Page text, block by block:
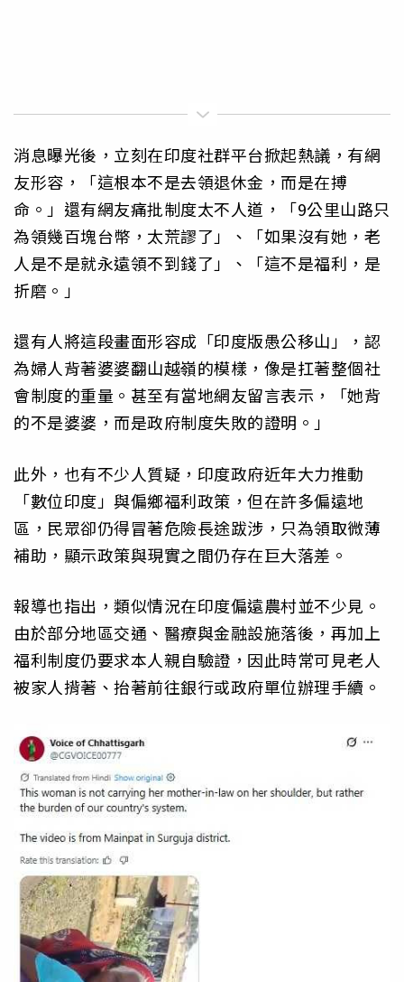
消息曝光後，立刻在印度社群平台掀起熱議，有網
友形容，「這根本不是去領退休金，而是在搏
命。」還有網友痛批制度太不人道，「9公里山路只
為領幾百塊台幣，太荒謬了」、「如果沒有她，老
人是不是就永遠領不到錢了」、「這不是福利，是
折磨。」
還有人將這段畫面形容成「印度版愚公移山」，認
為婦人背著婆婆翻山越嶺的模樣，像是扛著整個社
會制度的重量。甚至有當地網友留言表示，「她背
的不是婆婆，而是政府制度失敗的證明。」
此外，也有不少人質疑，印度政府近年大力推動
「數位印度」與偏鄉福利政策，但在許多偏遠地
區，民眾卻仍得冒著危險長途跋涉，只為領取微薄
補助，顯示政策與現實之間仍存在巨大落差。
報導也指出，類似情況在印度偏遠農村並不少見。
由於部分地區交通、醫療與金融設施落後，再加上
福利制度仍要求本人親自驗證，因此時常可見老人
被家人揹著、抬著前往銀行或政府單位辦理手續。